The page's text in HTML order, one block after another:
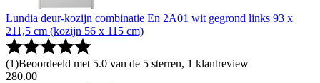
Lundia deur-kozijn combinatie En 2A01 wit gegrond links 93 x
211,5 cm (kozijn 56 x 115 cm)
(1)Beoordeeld met 5.0 van de 5 sterren, 1 klantreview
280.00